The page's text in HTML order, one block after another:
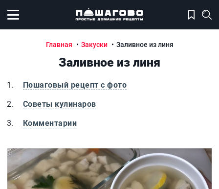
Открыть меню
Главная Закуски Заливное из линя
Заливное из линя
Пошаговый рецепт с фото
Советы кулинаров
Комментарии
Заливное из линя